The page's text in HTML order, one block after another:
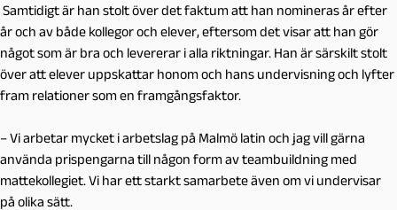
Samtidigt är han stolt över det faktum att han nomineras år efter
år och av både kollegor och elever, eftersom det visar att han gör
något som är bra och levererar i alla riktningar. Han är särskilt stolt
över att elever uppskattar honom och hans undervisning och lyfter
fram relationer som en framgångsfaktor.
– Vi arbetar mycket i arbetslag på Malmö latin och jag vill gärna
använda prispengarna till någon form av teambuildning med
mattekollegiet. Vi har ett starkt samarbete även om vi undervisar
på olika sätt.